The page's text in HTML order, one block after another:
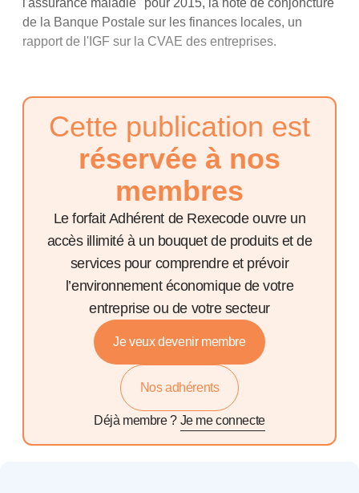
l'assurance maladie" pour 2015, la note de conjoncture
de la Banque Postale sur les finances locales, un
rapport de l'IGF sur la CVAE des entreprises.
Cette publication est
réservée à nos
membres
Le forfait Adhérent de Rexecode ouvre un
accès illimité à un bouquet de produits et de
services pour comprendre et prévoir
l’environnement économique de votre
entreprise ou de votre secteur
Je veux devenir membre
Nos adhérents
Déjà membre ? Je me connecte